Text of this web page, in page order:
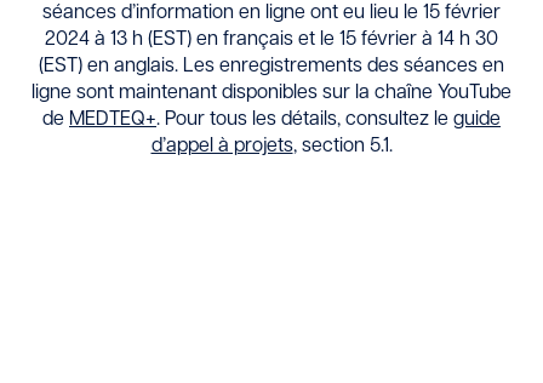
séances d’information en ligne ont eu lieu le 15 février
2024 à 13 h (EST) en français et le 15 février à 14 h 30
(EST) en anglais. Les enregistrements des séances en
ligne sont maintenant disponibles sur la chaîne YouTube
de MEDTEQ+. Pour tous les détails, consultez le guide
d’appel à projets, section 5.1.